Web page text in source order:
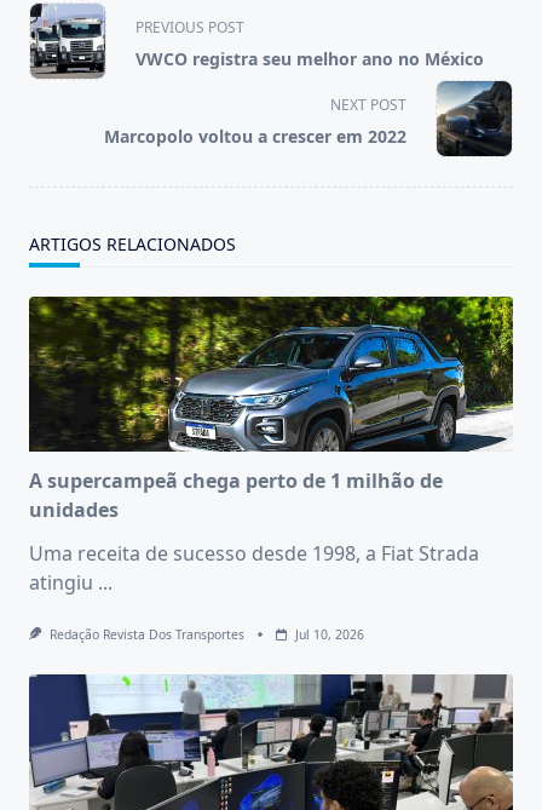
<span
class="nav-
subtitle
PREVIOUS POST
VWCO registra seu melhor ano no México
NEXT POST
Marcopolo voltou a crescer em 2022
ARTIGOS RELACIONADOS
A supercampeã chega perto de 1 milhão de
unidades
Uma receita de sucesso desde 1998, a Fiat Strada
atingiu ...
Redação Revista Dos Transportes Jul 10, 2026